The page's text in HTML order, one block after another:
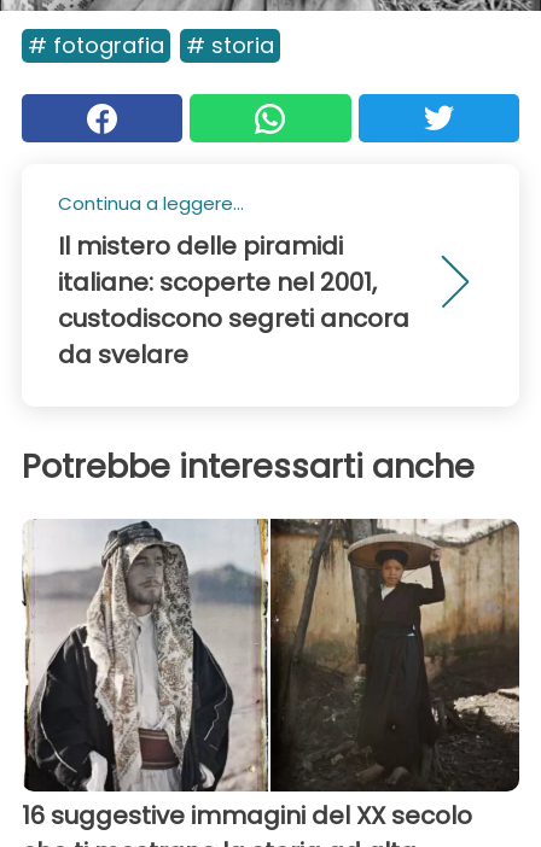
# fotografia # storia
Continua a leggere...
Il mistero delle piramidi
italiane: scoperte nel 2001,
custodiscono segreti ancora
da svelare
Potrebbe interessarti anche
16 suggestive immagini del XX secolo